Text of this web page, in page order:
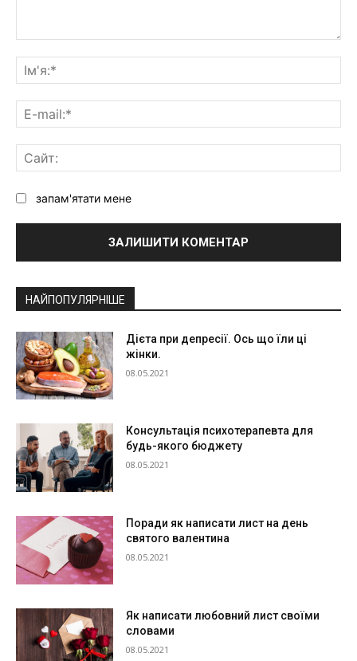
запам'ятати мене
НАЙПОПУЛЯРНІШЕ
Дієта при депресії. Ось що їли ці
жінки.
08.05.2021
Консультація психотерапевта для
будь-якого бюджету
08.05.2021
Поради як написати лист на день
святого валентина
08.05.2021
Як написати любовний лист своїми
словами
08.05.2021